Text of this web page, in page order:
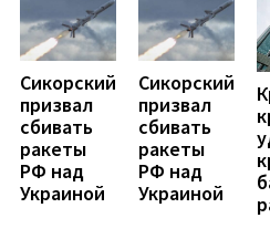
Сикорский
призвал
сбивать
ракеты
РФ над
Украиной
Сикорский
призвал
сбивать
ракеты
РФ над
Украиной